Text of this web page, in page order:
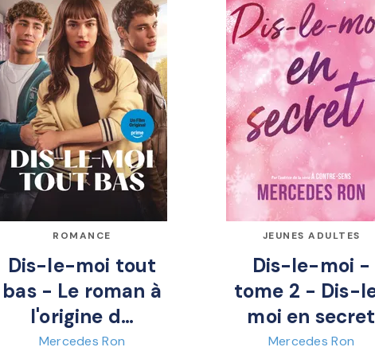
ROMANCE
Dis-le-moi tout
bas - Le roman à
l'origine d…
Mercedes Ron
JEUNES ADULTES
Dis-le-moi -
tome 2 - Dis-
moi en secret
Mercedes Ron